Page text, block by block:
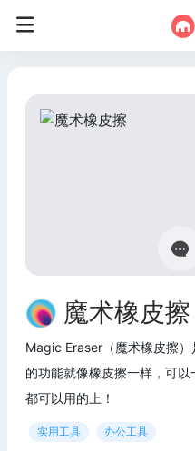
魔术橡皮擦
Magic Eraser（魔术橡皮擦
的功能就像橡皮擦一样，可
都可以用的上！
实用工具 办公工具